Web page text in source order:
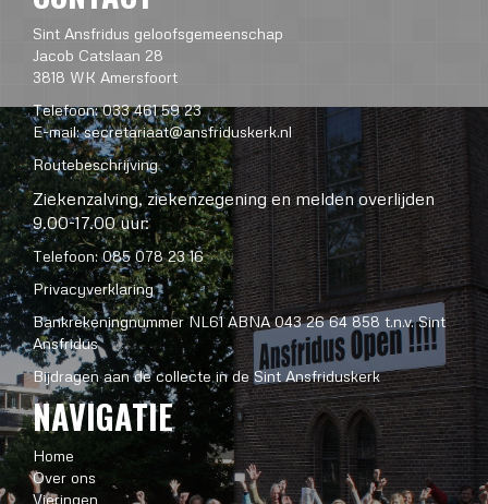
Sint Ansfridus geloofsgemeenschap
Jacob Catslaan 28
3818 WK Amersfoort
Telefoon: 033 461 59 23
E-mail:secretariaat@ansfriduskerk.nl
Routebeschrijving
Ziekenzalving, ziekenzegening en melden overlijden
9.00-17.00 uur:
Telefoon: 085 078 23 16
Privacyverklaring
Bankrekeningnummer NL61 ABNA 043 26 64 858 t.n.v. Sint
Ansfridus
Bijdragen aan de collecte in de Sint Ansfriduskerk
NAVIGATIE
Home
Over ons
Vieringen